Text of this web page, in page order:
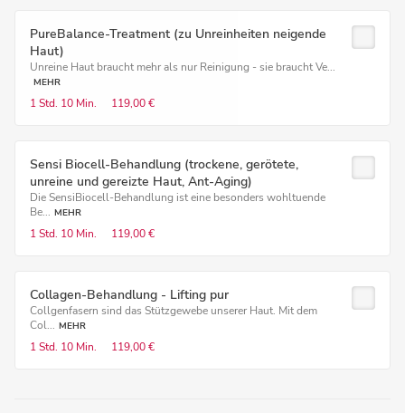
PureBalance-Treatment (zu Unreinheiten neigende
Haut)
Unreine Haut braucht mehr als nur Reinigung - sie braucht Ve...
MEHR
1 Std. 10 Min. 119,00 €
Sensi Biocell-Behandlung (trockene, gerötete,
unreine und gereizte Haut, Ant-Aging)
Die SensiBiocell-Behandlung ist eine besonders wohltuende
Be... MEHR
1 Std. 10 Min. 119,00 €
Collagen-Behandlung - Lifting pur
Collgenfasern sind das Stützgewebe unserer Haut. Mit dem
Col... MEHR
1 Std. 10 Min. 119,00 €